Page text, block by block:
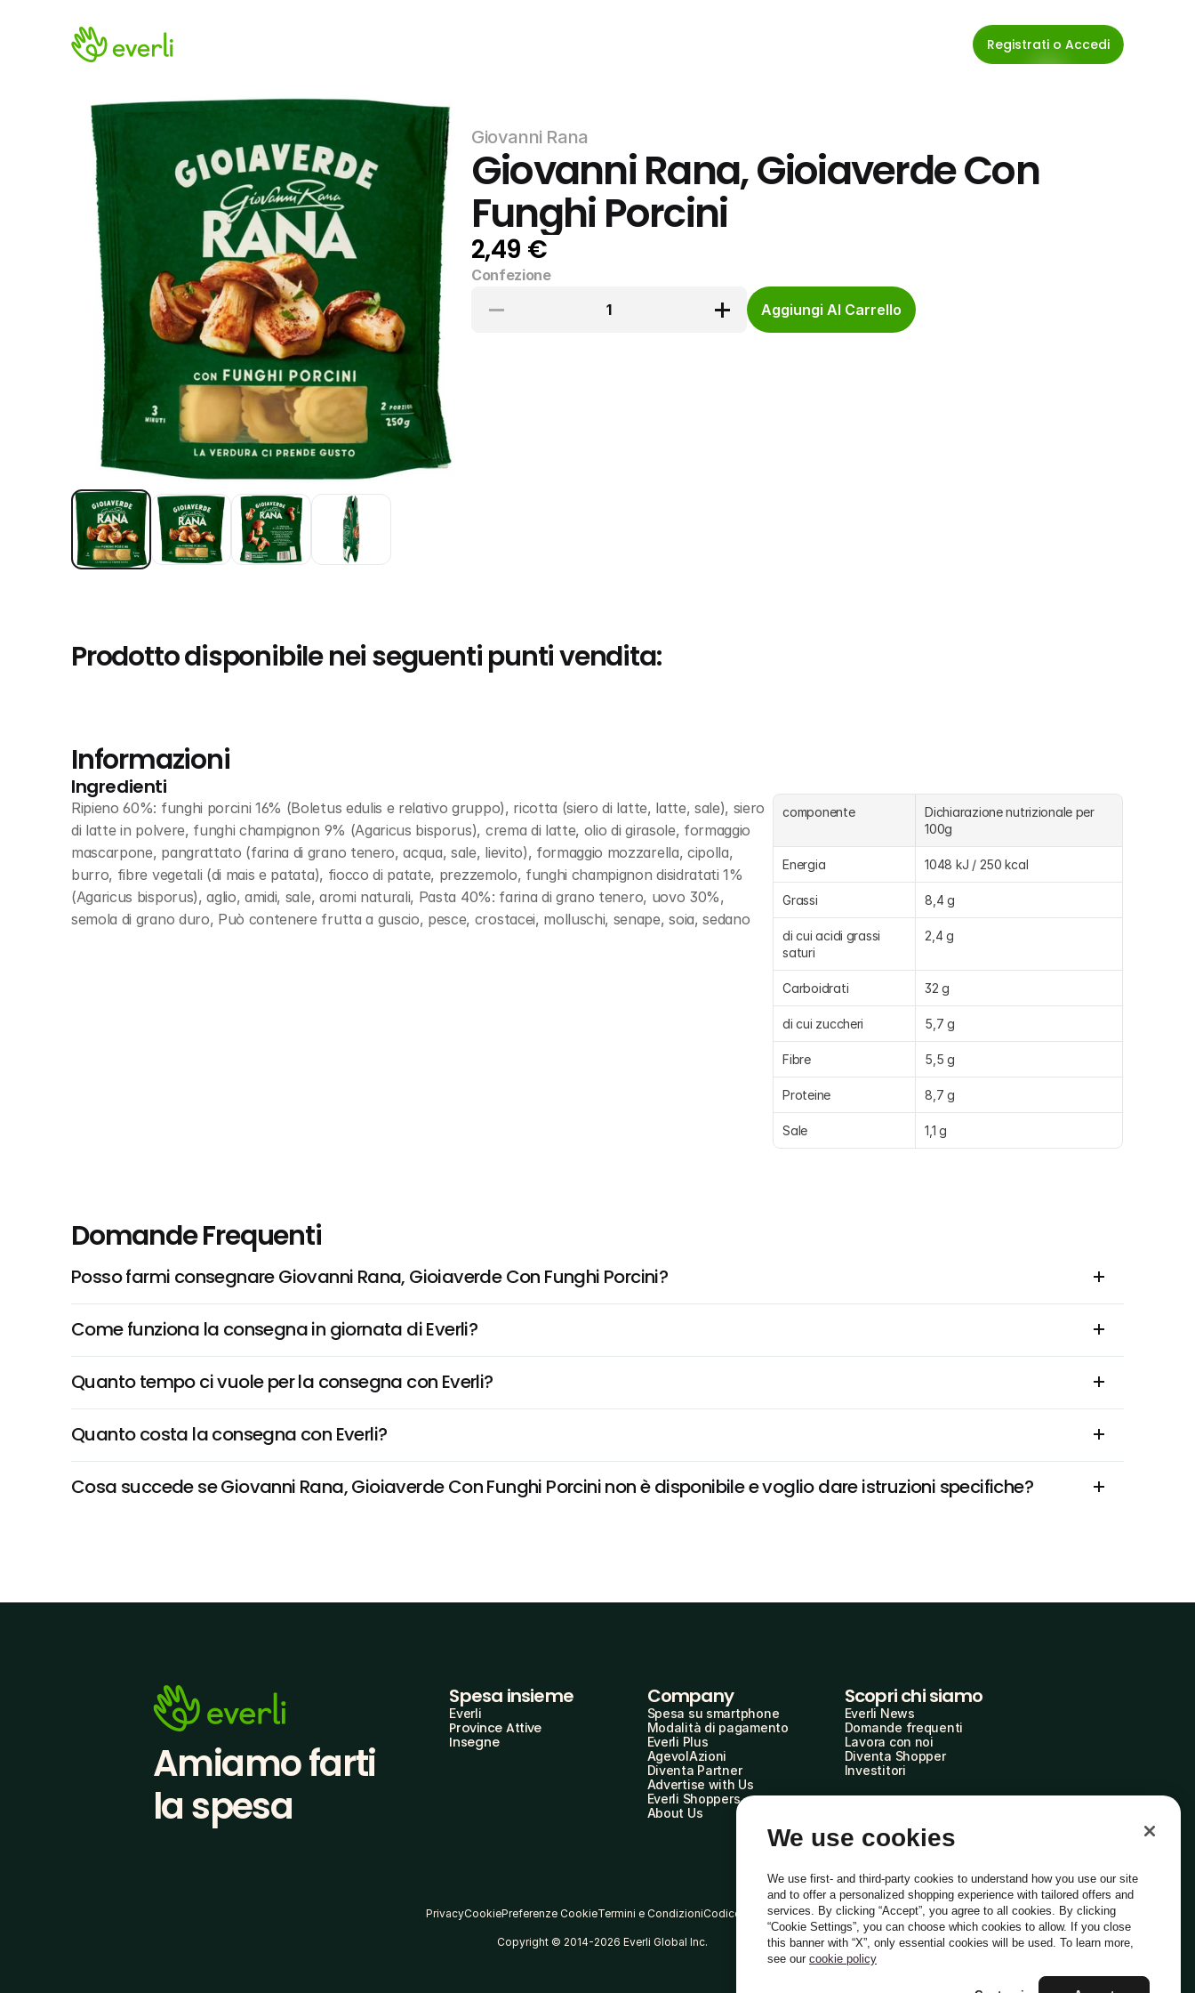
Registrati o Accedi
Giovanni Rana
Giovanni Rana, Gioiaverde Con
Funghi Porcini
2,49 €
Confezione
1
Aggiungi Al Carrello
Prodotto disponibile nei seguenti punti vendita:
Informazioni
Ingredienti
Ripieno 60%: funghi porcini 16% (Boletus edulis e relativo gruppo), ricotta (siero di latte, latte, sale), siero
di latte in polvere, funghi champignon 9% (Agaricus bisporus), crema di latte, olio di girasole, formaggio
mascarpone, pangrattato (farina di grano tenero, acqua, sale, lievito), formaggio mozzarella, cipolla,
burro, fibre vegetali (di mais e patata), fiocco di patate, prezzemolo, funghi champignon disidratati 1%
(Agaricus bisporus), aglio, amidi, sale, aromi naturali, Pasta 40%: farina di grano tenero, uovo 30%,
semola di grano duro, Può contenere frutta a guscio, pesce, crostacei, molluschi, senape, soia, sedano
componente
Dichiarazione nutrizionale per
100g
Energia 1048 kJ / 250 kcal
Grassi 8,4 g
di cui acidi grassi
saturi
2,4 g
Carboidrati 32 g
di cui zuccheri 5,7 g
Fibre 5,5 g
Proteine 8,7 g
Sale 1,1 g
Domande Frequenti
Posso farmi consegnare Giovanni Rana, Gioiaverde Con Funghi Porcini?
Come funziona la consegna in giornata di Everli?
Quanto tempo ci vuole per la consegna con Everli?
Quanto costa la consegna con Everli?
Cosa succede se Giovanni Rana, Gioiaverde Con Funghi Porcini non è disponibile e voglio dare istruzioni specifiche?
Amiamo farti
la spesa
Spesa insieme
Everli
Province Attive
Insegne
Company
Spesa su smartphone
Modalità di pagamento
Everli Plus
AgevolAzioni
Diventa Partner
Advertise with Us
Everli Shoppers
About Us
Scopri chi siamo
Everli News
Domande frequenti
Lavora con noi
Diventa Shopper
Investitori
PrivacyCookiePreferenze CookieTermini e CondizioniCodice Etico
Copyright © 2014-2026 Everli Global Inc. Italiano
We use cookies
We use first- and third-party cookies to understand how you use our site
and to offer a personalized shopping experience with tailored offers and
services. By clicking “Accept”, you agree to all cookies. By clicking
“Cookie Settings”, you can choose which cookies to allow. If you close
this banner with “X”, only essential cookies will be used. To learn more,
see our cookie policy